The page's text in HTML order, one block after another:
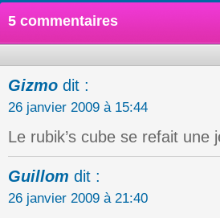
5 commentaires
Gizmo dit :
26 janvier 2009 à 15:44
Le rubik’s cube se refait
Guillom dit :
26 janvier 2009 à 21:40